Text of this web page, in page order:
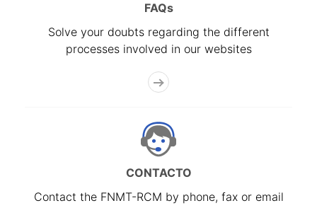
FAQs
Solve your doubts regarding the different
processes involved in our websites
CONTACTO
Contact the FNMT-RCM by phone, fax or email